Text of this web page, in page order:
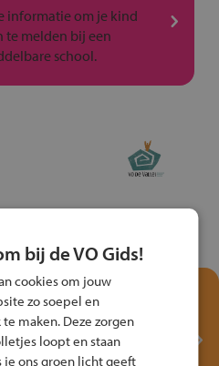
informatie om je kind
te melden bij een
school.
kennis met het
bij de VO Gids!
cookies om jouw
zo soepel en
maken. Deze zorgen
loopt en staan
je ons groen licht geeft